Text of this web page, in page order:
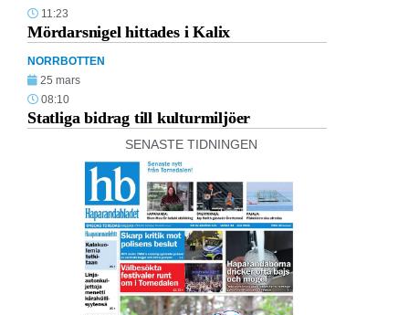
11:23
Mördarsnigel hittades i Kalix
NORRBOTTEN
25 mars
08:10
Statliga bidrag till kulturmiljöer
SENASTE TIDNINGEN